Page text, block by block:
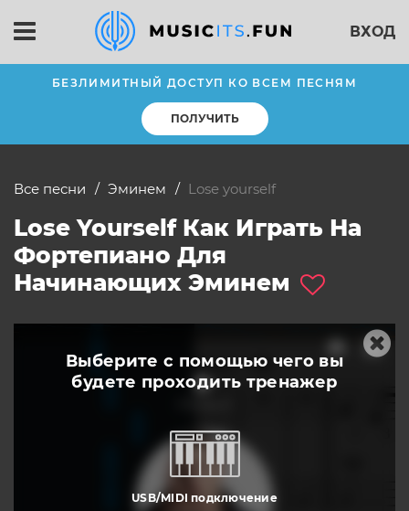
ВХОД
БЕЗЛИМИТНЫЙ ДОСТУП КО ВСЕМ ПЕСНЯМ
ПОЛУЧИТЬ
Все песни Эминем lose yourself
Lose Yourself Как Играть На
Фортепиано Для
Начинающих Эминем
Выберите с помощью чего вы
будете проходить тренажер
USB/MIDI подключение